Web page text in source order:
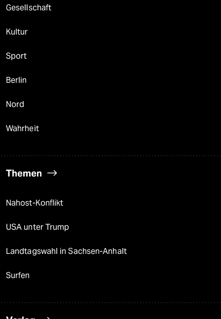
Gesellschaft
Kultur
Sport
Berlin
Nord
Wahrheit
Themen
Nahost-Konflikt
USA unter Trump
Landtagswahl in Sachsen-Anhalt
Surfen